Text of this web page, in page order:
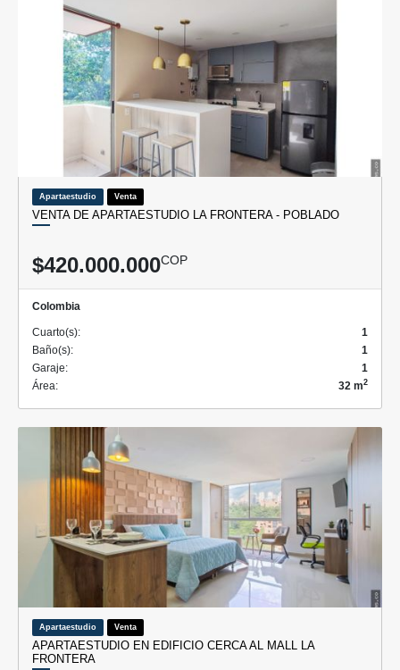
Apartaestudio Venta
VENTA DE APARTAESTUDIO LA FRONTERA - POBLADO
$420.000.000COP
Colombia
Cuarto(s):
1
Baño(s):
1
Garaje:
1
Área:
32 m2
Apartaestudio Venta
APARTAESTUDIO EN EDIFICIO CERCA AL MALL LA
FRONTERA